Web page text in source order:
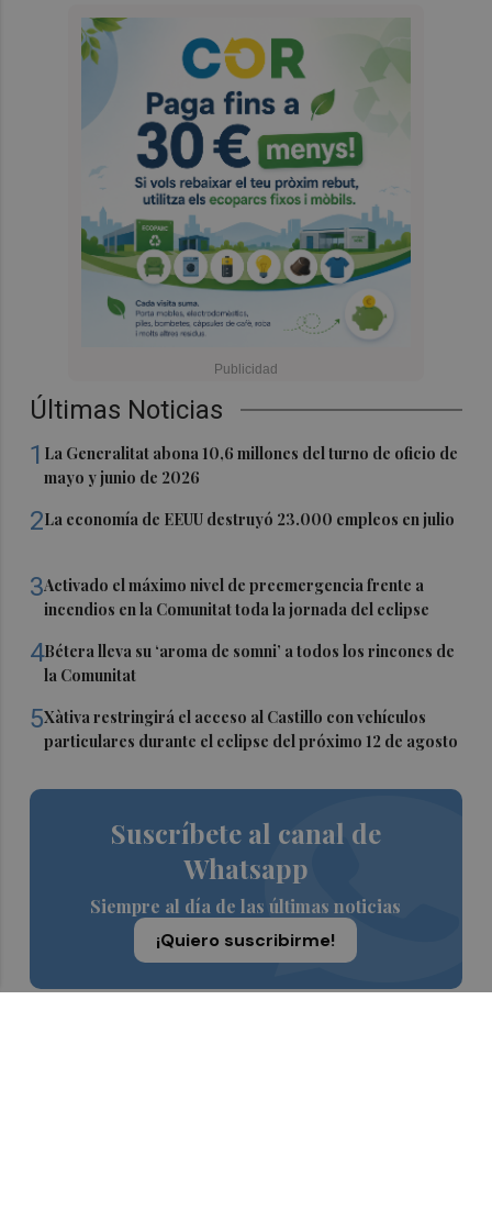
Últimas Noticias
1 La Generalitat abona 10,6 millones del turno de oficio de
mayo y junio de 2026
2La economía de EEUU destruyó 23.000 empleos en julio
3Activado el máximo nivel de preemergencia frente a
incendios en la Comunitat toda la jornada del eclipse
4Bétera lleva su ‘aroma de somni’ a todos los rincones de
la Comunitat
5Xàtiva restringirá el acceso al Castillo con vehículos
particulares durante el eclipse del próximo 12 de agosto
Suscríbete al canal de
Whatsapp
Siempre al día de las últimas noticias
¡Quiero suscribirme!